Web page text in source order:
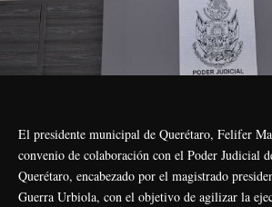
El presidente municipal de Querétaro, Felifer
convenio de colaboración con el Poder Judicial
Querétaro, encabezado por el magistrado
Guerra Urbiola, con el objetivo de agilizar la